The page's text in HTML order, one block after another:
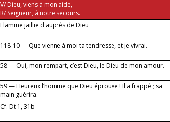
V/ Dieu, viens à mon aide,
R/ Seigneur, à notre secours.
...
Flamme jaillie d'auprès de Dieu
118-10 — Que vienne à moi ta tendresse, et je vivrai.
58 — Oui, mon rempart, c’est Dieu, le Dieu de mon amour.
59 — Heureux l’homme que Dieu éprouve ! Il a frappé ; sa
main guérira.
Cf. Dt 1, 31b